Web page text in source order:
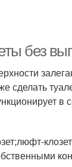
без
сделать
в